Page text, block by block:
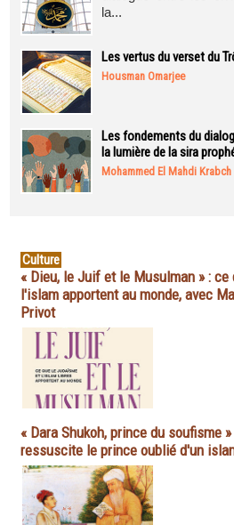
la...
Les vertus du verset du
Housman Omarjee
Les fondements du
la lumière de la sira
Mohammed El Mahdi Krabch
Culture
« Dieu, le Juif et le Musulman » :
l'islam apportent au monde, avec
Privot
« Dara Shukoh, prince du soufisme
ressuscite le prince oublié d'un